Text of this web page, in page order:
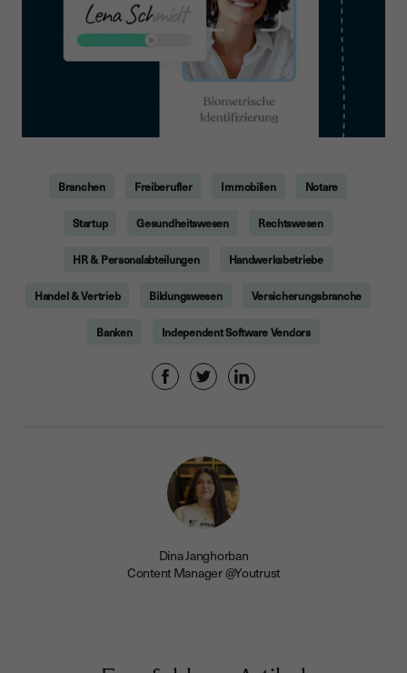
Branchen Freiberufler Immobilien Notare
Startup Gesundheitswesen Rechtswesen
HR & Personalabteilungen Handwerksbetriebe
Handel & Vertrieb Bildungswesen Versicherungsbranche
Banken Independent Software Vendors
Dina Janghorban
Content Manager @Youtrust